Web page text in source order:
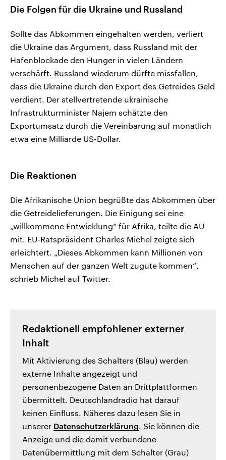
Die Folgen für die Ukraine und Russland
Sollte das Abkommen eingehalten werden, verliert
die Ukraine das Argument, dass Russland mit der
Hafenblockade den Hunger in vielen Ländern
verschärft. Russland wiederum dürfte missfallen,
dass die Ukraine durch den Export des Getreides Geld
verdient. Der stellvertretende ukrainische
Infrastrukturminister Najem schätzte den
Exportumsatz durch die Vereinbarung auf monatlich
etwa eine Milliarde US-Dollar.
Die Reaktionen
Die Afrikanische Union begrüßte das Abkommen über
die Getreidelieferungen. Die Einigung sei eine
„willkommene Entwicklung“ für Afrika, teilte die AU
mit. EU-Ratspräsident Charles Michel zeigte sich
erleichtert. „Dieses Abkommen kann Millionen von
Menschen auf der ganzen Welt zugute kommen“,
schrieb Michel auf Twitter.
Redaktionell empfohlener externer
Inhalt
Mit Aktivierung des Schalters (Blau) werden
externe Inhalte angezeigt und
personenbezogene Daten an Drittplattformen
übermittelt. Deutschlandradio hat darauf
keinen Einfluss. Näheres dazu lesen Sie in
unserer Datenschutzerklärung. Sie können die
Anzeige und die damit verbundene
Datenübermittlung mit dem Schalter (Grau)